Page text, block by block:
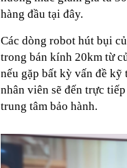
hàng đầu tại đây.
Các dòng robot hút bụi
trong bán kính 20km từ
nếu gặp bất kỳ vấn đề kỹ
nhân viên sẽ đến trực
trung tâm bảo hành.